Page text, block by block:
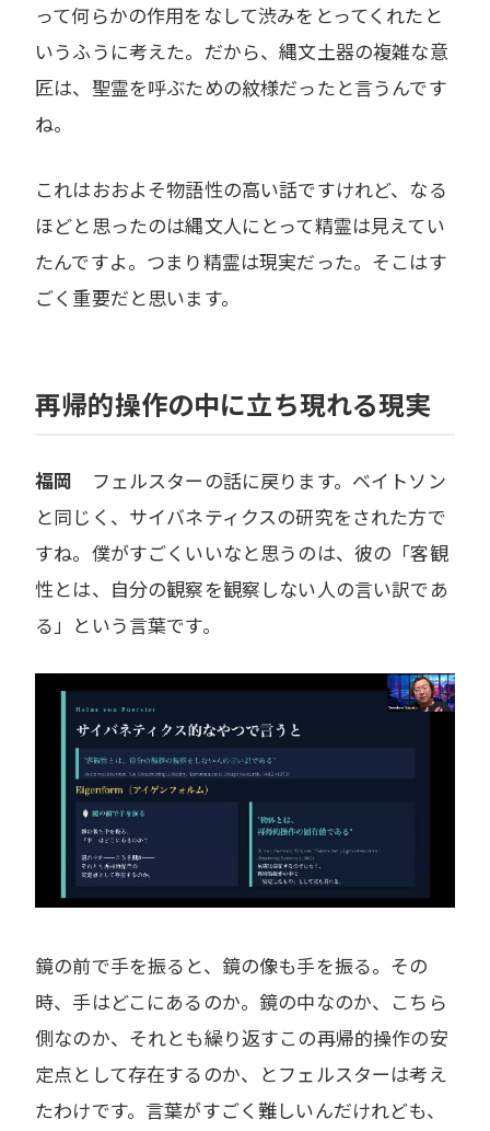
って何らかの作用をなして渋みをとってくれたと
いうふうに考えた。だから、縄文土器の複雑な意
匠は、聖霊を呼ぶための紋様だったと言うんです
ね。
これはおおよそ物語性の高い話ですけれど、なる
ほどと思ったのは縄文人にとって精霊は見えてい
たんですよ。つまり精霊は現実だった。そこはす
ごく重要だと思います。
再帰的操作の中に立ち現れる現実
福岡 フェルスターの話に戻ります。ベイトソン
と同じく、サイバネティクスの研究をされた方で
すね。僕がすごくいいなと思うのは、彼の「客観
性とは、自分の観察を観察しない人の言い訳であ
る」という言葉です。
鏡の前で手を振ると、鏡の像も手を振る。その
時、手はどこにあるのか。鏡の中なのか、こちら
側なのか、それとも繰り返すこの再帰的操作の安
定点として存在するのか、とフェルスターは考え
たわけです。言葉がすごく難しいんだけれども、